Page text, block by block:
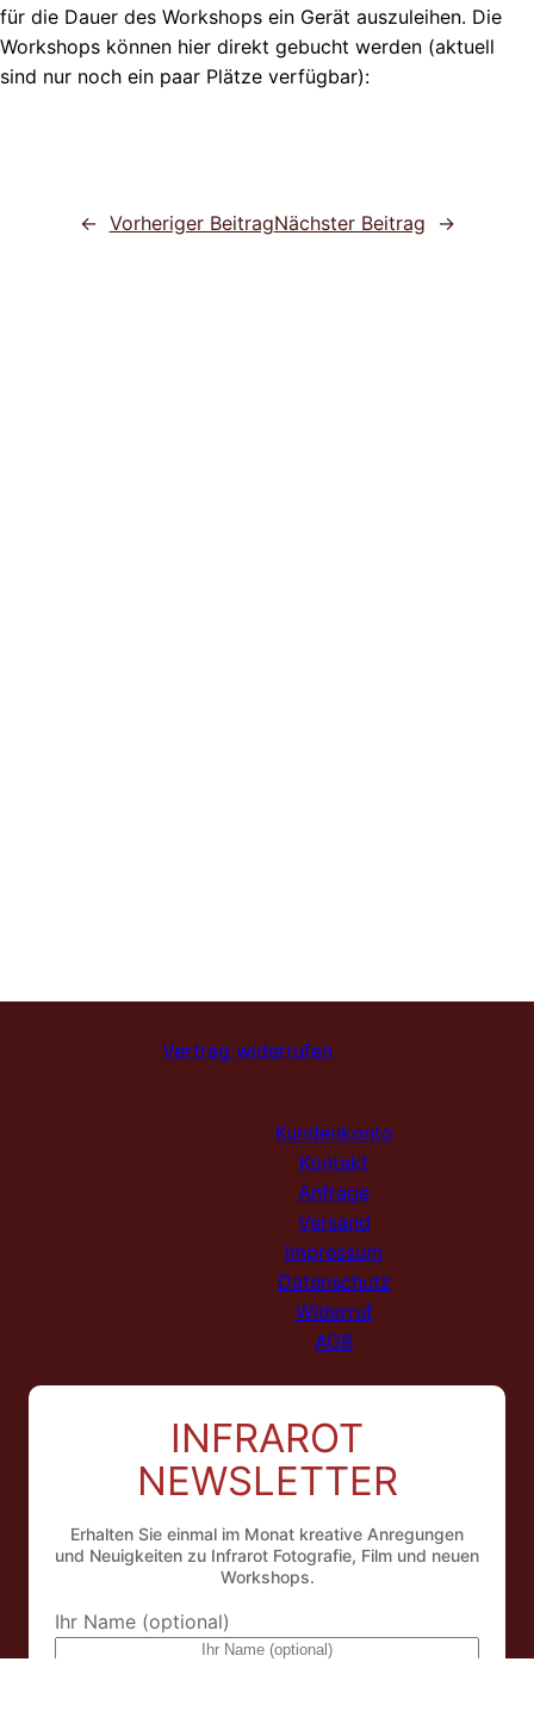
für die Dauer des Workshops ein Gerät auszuleihen. Die
Workshops können hier direkt gebucht werden (aktuell
sind nur noch ein paar Plätze verfügbar):
← Vorheriger BeitragNächster Beitrag →
Vertrag widerrufen
Kundenkonto
Kontakt
Anfrage
Versand
Impressum
Datenschutz
Widerruf
AGB
INFRAROT
NEWSLETTER
Erhalten Sie einmal im Monat kreative Anregungen
und Neuigkeiten zu Infrarot Fotografie, Film und neuen
Workshops.
Ihr Name (optional)